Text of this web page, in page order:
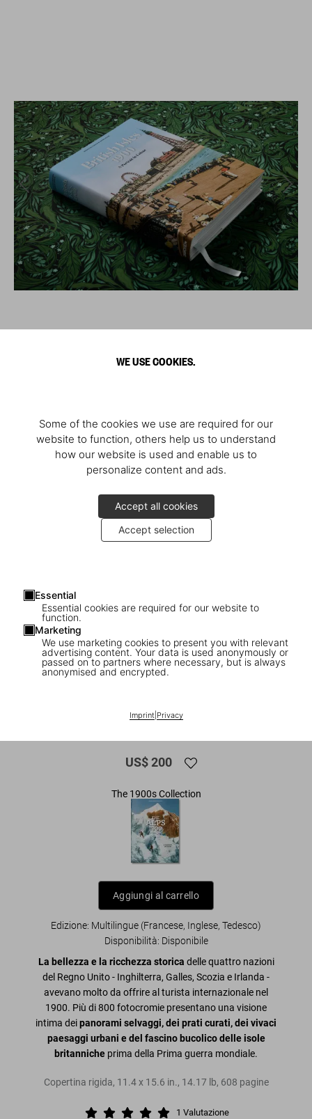
WE USE COOKIES.
Some of the cookies we use are required for our
website to function, others help us to understand
how our website is used and enable us to
personalize content and ads.
Accept all cookies
Accept selection
Essential
Essential cookies are required for our website to
function.
Marketing
We use marketing cookies to present you with relevant
advertising content. Your data is used anonymously or
passed on to partners where necessary, but is always
anonymised and encrypted.
Imprint| Privacy
1/20
XXL
US$ 200
The 1900s Collection
Aggiungi al carrello
Edizione: Multilingue (Francese, Inglese, Tedesco)
Disponibilità: Disponibile
La bellezza e la ricchezza storica delle quattro nazioni
del Regno Unito - Inghilterra, Galles, Scozia e Irlanda -
avevano molto da offrire al turista internazionale nel
1900. Più di 800 fotocromie presentano una visione
intima deipanorami selvaggi, dei prati curati, dei vivaci
paesaggi urbani e del fascino bucolico delle isole
britanniche prima della Prima guerra mondiale.
Copertina rigida, 11.4x 15.6 in., 14.17 lb, 608 pagine
1 Valutazione